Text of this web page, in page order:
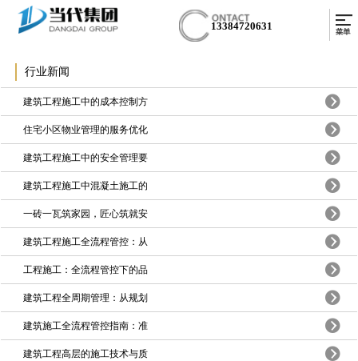
13384720631
行业新闻
建筑工程施工中的成本控制方
住宅小区物业管理的服务优化
建筑工程施工中的安全管理要
建筑工程施工中混凝土施工的
一砖一瓦筑家园，匠心筑就安
建筑工程施工全流程管控：从
工程施工：全流程管控下的品
建筑工程全周期管理：从规划
建筑施工全流程管控指南：准
建筑工程高层的施工技术与质